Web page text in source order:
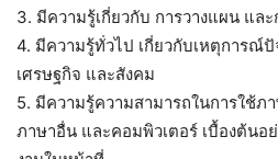
3. มีความรู้เกี่ยวกับ การวางแผน แล
4. มีความรู้ทั่วไป เกี่ยวกับเหตุการณ์
เศรษฐกิจ และสังคม
5. มีความรู้ความสามารถในการใช้ภ
ภาษาอื่น และคอมพิวเตอร์ เบื้องต้นอ